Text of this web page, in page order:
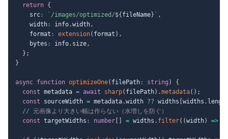
return {
    src
: ` /images/optimized/${ fileName} ` ,
    width
: info.width,
    format
: extension( format ) ,
    bytes
: info. size,
} ;
}
async function optimizeOne( filePath : string )
{
const metadata = await sharp( filePath) .metadata( ) ;
const sourceWidth = metadata.width ?? widths widths .
// 元画像より大きい幅は作らない（水増しを防ぐ）
const targetWidths : number = widths . filter( (width) =>